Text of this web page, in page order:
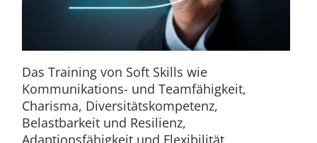
Das Training von Soft Skills wie
Kommunikations- und Teamfähigkeit,
Charisma, Diversitätskompetenz,
Belastbarkeit und Resilienz,